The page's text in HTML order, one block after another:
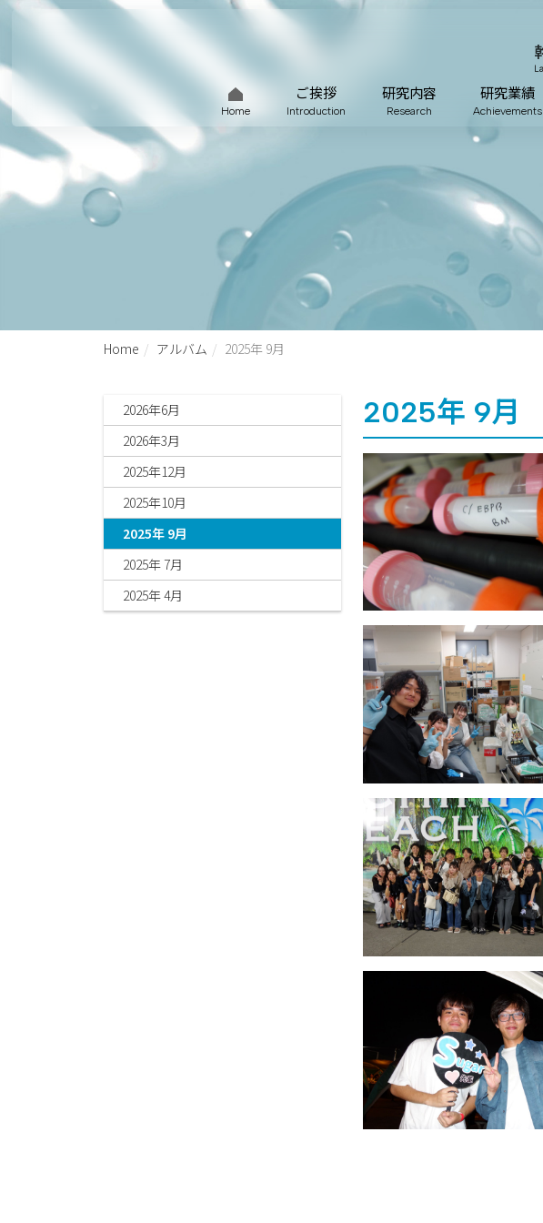
Home
ご挨拶
Introduction
研究内容
Research
研究業績
Achievements
Home アルバム 2025年 9月
2026年6月
2026年3月
2025年12月
2025年10月
2025年 9月
2025年 7月
2025年 4月
2025年 9月